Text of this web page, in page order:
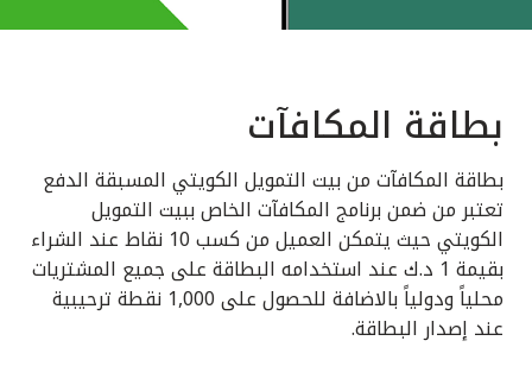
بطاقة المكافآت
بطاقة المكافآت من بيت التمويل الكويتي المسبقة الدفع
تعتبر من ضمن برنامج المكافآت الخاص ببيت التمويل
الكويتي حيث يتمكن العميل من كسب 10 نقاط عند الشراء
بقيمة 1 د.ك عند استخدامه البطاقة على جميع المشتريات
محلياً ودولياً بالاضافة للحصول على 1,000 نقطة ترحيبية
عند إصدار البطاقة.